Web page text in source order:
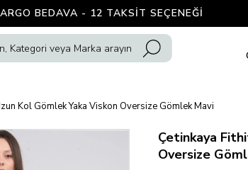
BEDAVA - 12 TAKSIT SEÇENEĞI
Kol Gömlek Yaka Viskon Oversize Gömlek Mavi
Çetinkaya
Oversize